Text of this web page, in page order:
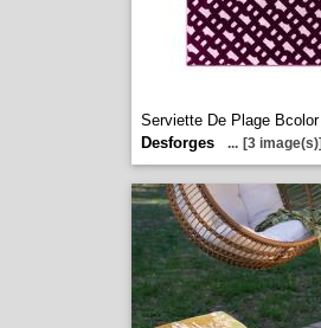
Serviette De Plage
Desforges
... [3 image(s)]